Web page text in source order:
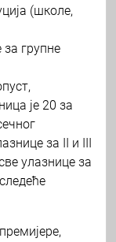
(школе,
за групне
је 20 за
за II и III
улазнице за